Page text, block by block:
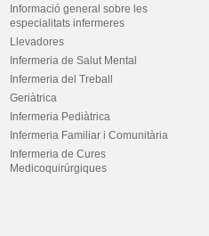
Informació general sobre les
especialitats infermeres
Llevadores
Infermeria de Salut Mental
Infermeria del Treball
Geriàtrica
Infermeria Pediàtrica
Infermeria Familiar i Comunitària
Infermeria de Cures
Medicoquirúrgiques